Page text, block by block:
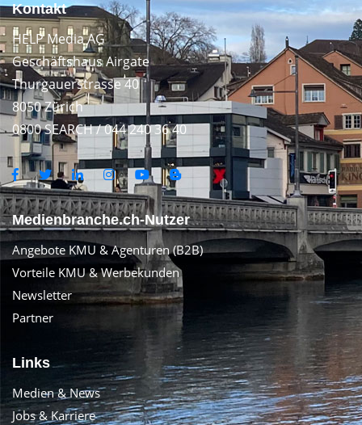
Kontakt
HELP Media AG
Geschäftshaus Airgate
Thurgauerstrasse 40
8050 Zürich
0800 SEARCH / 044 240 36 40
Medienbranche.ch-Nutzer
Angebote KMU & Agenturen (B2B)
Vorteile KMU & Werbekunden
Newsletter
Partner
Links
Medien & News
Jobs & Karriere